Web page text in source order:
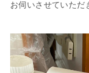
お伺いさせていただ